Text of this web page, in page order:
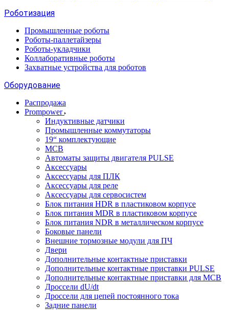
Роботизация
Промышленные роботы
Роботы-паллетайзеры
Роботы-укладчики
Коллаборативные роботы
Захватные устройства для роботов
Оборудование
Распродажа
Prompower
Индуктивные датчики
Промышленные коммутаторы
19“ комплектующие
MCB
Автоматы защиты двигателя PULSE
Аксессуары
Аксессуары для ПЛК
Аксессуары для реле
Аксессуары для сервосистем
Блок питания HDR в пластиковом корпусе
Блок питания MDR в пластиковом корпусе
Блок питания NDR в металлическом корпусе
Боковые панели
Внешние тормозные модули для ПЧ
Двери
Дополнительные контактные приставки
Дополнительные контактные приставки PULSE
Дополнительные контактные приставки для MCB
Дроссели dU/dt
Дроссели для цепей постоянного тока
Задние панели